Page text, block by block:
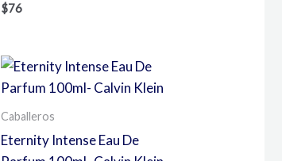
$76
Caballeros
Eternity Intense Eau De